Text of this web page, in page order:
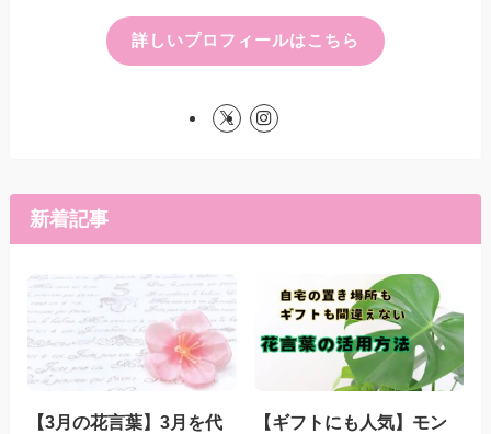
詳しいプロフィールはこちら
新着記事
【3月の花言葉】3月を代
【ギフトにも人気】モン